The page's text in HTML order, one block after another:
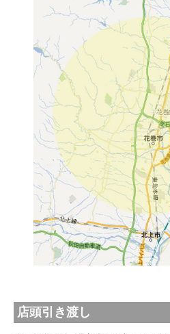
店頭引き渡し